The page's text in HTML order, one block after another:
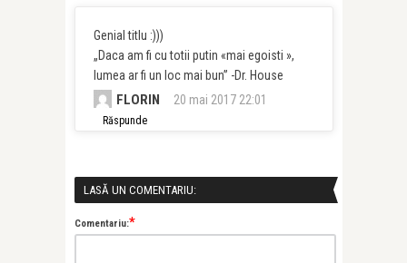
Genial titlu :)))
„Daca am fi cu totii putin «mai egoisti »,
lumea ar fi un loc mai bun” -Dr. House
FLORIN 20 mai 2017 22:01
Răspunde
LASĂ UN COMENTARIU:
Comentariu:*